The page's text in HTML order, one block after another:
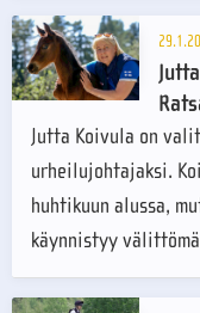
Jutta Koivula on
urheilujohtajaksi.
huhtikuun alussa,
käynnistyy